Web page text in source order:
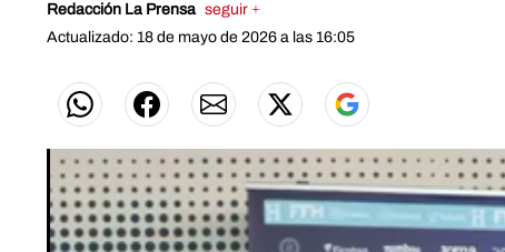
Redacción La Prensa seguir +
Actualizado: 18 de mayo de 2026 a las 16:05